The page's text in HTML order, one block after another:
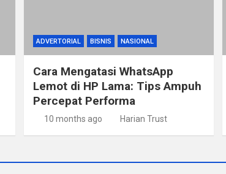
ADVERTORIAL BISNIS NASIONAL
Cara Mengatasi WhatsApp
Lemot di HP Lama: Tips Ampuh
Percepat Performa
10 months ago Harian Trust